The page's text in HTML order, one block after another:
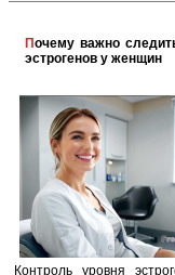
Почему важно следить за уровнем
эстрогенов у женщин
Контроль уровня